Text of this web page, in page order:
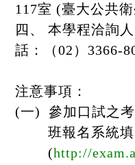
117室 (臺大公共
四、 本學程洽詢
話：（02）3366-
注意事項：
(一)參加口試之
班報名系統
(http://